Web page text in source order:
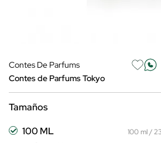
Contes De Parfums
Contes de Parfums Tokyo
Tamaños
100 ML
100 ml /